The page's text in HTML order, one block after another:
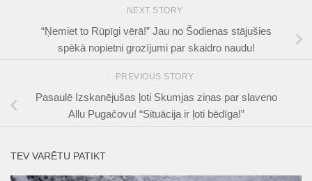
NEXT STORY
“Ņemiet to Rūpīgi vērā!” Jau no Šodienas stājušies
spēkā nopietni grozījumi par skaidro naudu!
PREVIOUS STORY
Pasaulē Izskanējušas ļoti Skumjas ziņas par slaveno
Allu Pugačovu! “Situācija ir ļoti bēdīga!”
TEV VARĒTU PATIKT